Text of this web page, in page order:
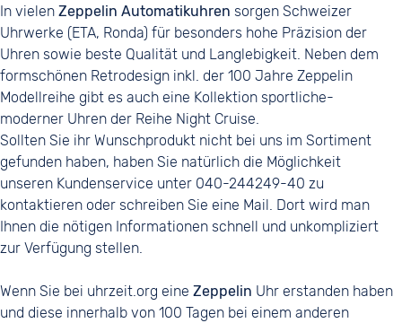
In vielen Zeppelin Automatikuhren sorgen Schweizer
Uhrwerke (ETA, Ronda) für besonders hohe Präzision der
Uhren sowie beste Qualität und Langlebigkeit. Neben dem
formschönen Retrodesign inkl. der 100 Jahre Zeppelin
Modellreihe gibt es auch eine Kollektion sportliche-
moderner Uhren der Reihe Night Cruise.
Sollten Sie ihr Wunschprodukt nicht bei uns im Sortiment
gefunden haben, haben Sie natürlich die Möglichkeit
unseren Kundenservice unter 040-244249-40 zu
kontaktieren oder schreiben Sie eine Mail. Dort wird man
Ihnen die nötigen Informationen schnell und unkompliziert
zur Verfügung stellen.
Wenn Sie bei uhrzeit.org eine Zeppelin Uhr erstanden haben
und diese innerhalb von 100 Tagen bei einem anderen